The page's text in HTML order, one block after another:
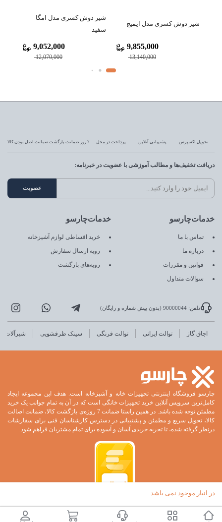
در انبار موجود نمی باشد
شیر دوش کسری مدل ایمیج
13,140,000
9,855,000
شیر دوش کسری مدل امگا
سفید
12,070,000
9,052,000
تحویل اکسپرس پشتیبانی آنلاین پرداخت در محل 7 روز ضمانت بازگشت ضمانت اصل بودن کالا
خدمات‌چارسو
تماس با ما
درباره ما
قوانین و مقررات
سوالات متداول
خدمات‌چارسو
خرید اقساطی لوازم آشپزخانه
رویه ارسال سفارش
رویه‌های بازگشت
دریافت تخفیف‌ها و مطالب آموزشی با عضویت در خبرنامه:
تلفن: 90000044 (بدون پیش شماره و رایگان)
اجاق گاز توالت ایرانی توالت فرنگی سینک ظرفشویی شیرآلات
چارسو فروشگاه اینترنتی تجهیزات خانه و آشپزخانه است. هدف این مجموعه ایجاد
کامل‌ترین سرویس آنلاین خرید تجهیزات خانگی است که در آن به تمام جوانب یک خرید
مطمئن توجه شده باشد. در همین راستا ضمانت 7 روزه‌ی بازگشت کالا، ضمانت اصالت
کالا، تحویل سریع و مطمئن و پشتیبانی در دسترس کارشناسان فنی برای سفارشات
درنظر گرفته شده، تا تجربه خریدی آسان و آسوده برای تمام مشتریان فراهم شود.
تمام حقوق این وب‌سایت برای فروشگاه اینترنتی چارسو است.